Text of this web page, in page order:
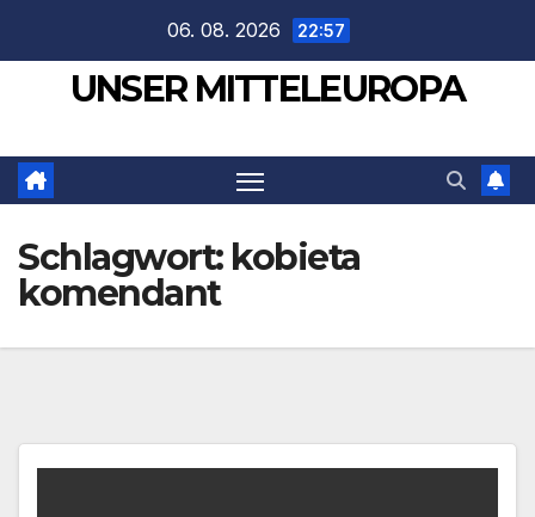
springen
06. 08. 2026 22:57
UNSER MITTELEUROPA
Schlagwort: kobieta
komendant